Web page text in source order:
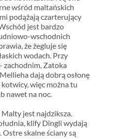
wśród maltańskich
podążają czarterujący
jest bardzo
wschodnich
że żegluje się
wodach. Przy
zachodnim, Zatoka
dają dobrą osłonę
więc można tu
nawet na noc.
jest najdziksza.
klify Dingli wydają
skalne ściany są